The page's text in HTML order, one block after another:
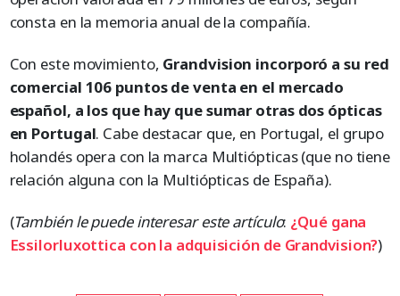
consta en la memoria anual de la compañía.
Con este movimiento, Grandvision incorporó a su red
comercial 106 puntos de venta en el mercado
español, a los que hay que sumar otras dos ópticas
en Portugal. Cabe destacar que, en Portugal, el grupo
holandés opera con la marca Multiópticas (que no tiene
relación alguna con la Multiópticas de España).
(También le puede interesar este artículo: ¿Qué gana
Essilorluxottica con la adquisición de Grandvision?)